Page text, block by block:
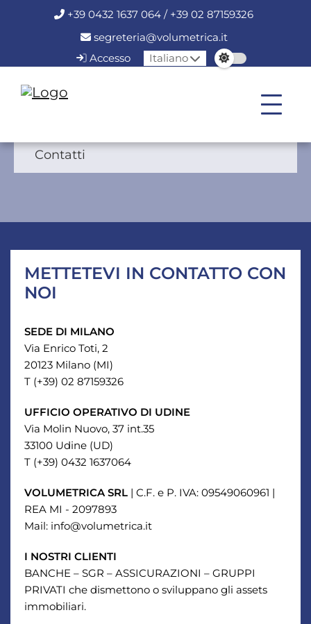
+39 0432 1637 064 / +39 02 87159326
segreteria@volumetrica.it
Accesso
Italiano
Contatti
METTETEVI IN CONTATTO CON
NOI
SEDE DI MILANO
Via Enrico Toti, 2
20123 Milano (MI)
T (+39) 02 87159326
UFFICIO OPERATIVO DI UDINE
Via Molin Nuovo, 37 int.35
33100 Udine (UD)
T (+39) 0432 1637064
VOLUMETRICA SRL | C.F. e P. IVA: 09549060961 |
REA MI - 2097893
Mail: info@volumetrica.it
I NOSTRI CLIENTI
BANCHE – SGR – ASSICURAZIONI – GRUPPI
PRIVATI che dismettono o sviluppano gli assets
immobiliari.